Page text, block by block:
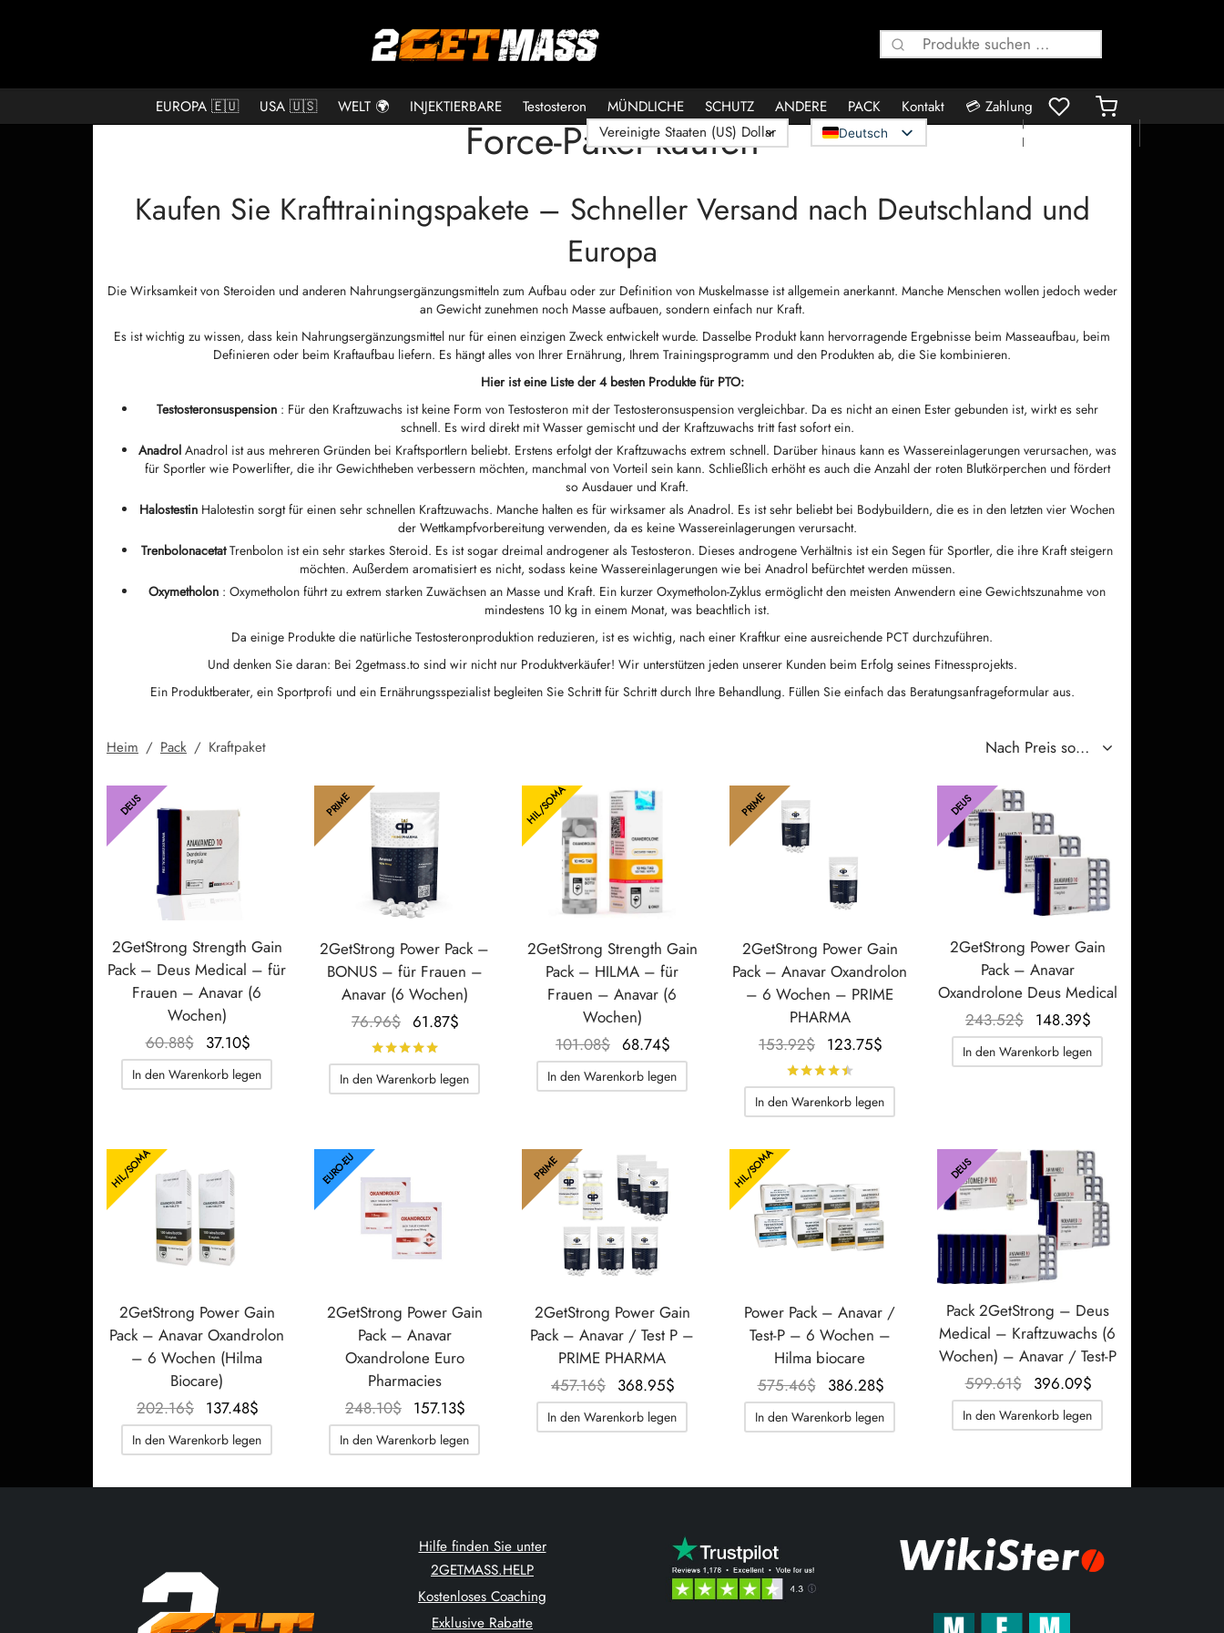
Suche
Deutsch 🛍️ Bestellungen
EUROPA 🇪🇺 USA 🇺🇸 WELT 🌍 INJEKTIERBARE Testosteron MÜNDLICHE SCHUTZ ANDERE PACK Kontakt 💳 Zahlung
Force-Paket kaufen
Kaufen Sie Krafttrainingspakete – Schneller Versand nach Deutschland und
Europa
Die Wirksamkeit von Steroiden und anderen Nahrungsergänzungsmitteln zum Aufbau oder zur Definition von Muskelmasse ist allgemein anerkannt. Manche Menschen wollen jedoch weder
an Gewicht zunehmen noch Masse aufbauen, sondern einfach nur Kraft.
Es ist wichtig zu wissen, dass kein Nahrungsergänzungsmittel nur für einen einzigen Zweck entwickelt wurde. Dasselbe Produkt kann hervorragende Ergebnisse beim Masseaufbau, beim
Definieren oder beim Kraftaufbau liefern. Es hängt alles von Ihrer Ernährung, Ihrem Trainingsprogramm und den Produkten ab, die Sie kombinieren.
Hier ist eine Liste der 4 besten Produkte für PTO:
Testosteronsuspension: Für den Kraftzuwachs ist keine Form von Testosteron mit der Testosteronsuspension vergleichbar. Da es nicht an einen Ester gebunden ist, wirkt es sehr
schnell. Es wird direkt mit Wasser gemischt und der Kraftzuwachs tritt fast sofort ein.
AnadrolAnadrol ist aus mehreren Gründen bei Kraftsportlern beliebt. Erstens erfolgt der Kraftzuwachs extrem schnell. Darüber hinaus kann es Wassereinlagerungen verursachen, was
für Sportler wie Powerlifter, die ihr Gewichtheben verbessern möchten, manchmal von Vorteil sein kann. Schließlich erhöht es auch die Anzahl der roten Blutkörperchen und fördert
so Ausdauer und Kraft.
Halostestin Halotestin sorgt für einen sehr schnellen Kraftzuwachs. Manche halten es für wirksamer als Anadrol. Es ist sehr beliebt bei Bodybuildern, die es in den letzten vier Wochen
der Wettkampfvorbereitung verwenden, da es keine Wassereinlagerungen verursacht.
TrenbolonacetatTrenbolon ist ein sehr starkes Steroid. Es ist sogar dreimal androgener als Testosteron. Dieses androgene Verhältnis ist ein Segen für Sportler, die ihre Kraft steigern
möchten. Außerdem aromatisiert es nicht, sodass keine Wassereinlagerungen wie bei Anadrol befürchtet werden müssen.
Oxymetholon : Oxymetholon führt zu extrem starken Zuwächsen an Masse und Kraft. Ein kurzer Oxymetholon-Zyklus ermöglicht den meisten Anwendern eine Gewichtszunahme von
mindestens 10 kg in einem Monat, was beachtlich ist.
Da einige Produkte die natürliche Testosteronproduktion reduzieren, ist es wichtig, nach einer Kraftkur eine ausreichende PCT durchzuführen.
Und denken Sie daran: Bei 2getmass.to sind wir nicht nur Produktverkäufer! Wir unterstützen jeden unserer Kunden beim Erfolg seines Fitnessprojekts.
Ein Produktberater, ein Sportprofi und ein Ernährungsspezialist begleiten Sie Schritt für Schritt durch Ihre Behandlung. Füllen Sie einfach das Beratungsanfrageformular aus.
Heim / Pack / Kraftpaket
DEUS
2GetStrong Strength Gain
Pack – Deus Medical – für
Frauen – Anavar (6
Wochen)
60.88$
Der
ursprüngliche
Preis war:
37.10$
aktuelle
Preis
In den Warenkorb legen
PRIME
2GetStrong Power Pack –
BONUS – für Frauen –
Anavar (6 Wochen)
76.96$
Der
ursprüngliche
Preis war:
76.96$.
61.87$
Preis
beträgt:
von 5
In den Warenkorb legen
HIL/SOMA
2GetStrong Strength Gain
Pack – HILMA – für
Frauen – Anavar (6
Wochen)
101.08$
Der
ursprüngliche
Preis war:
68.74$
aktuelle
Preis
In den Warenkorb legen
PRIME
2GetStrong Power Gain
Pack – Anavar Oxandrolon
– 6 Wochen – PRIME
PHARMA
153.92$
Der
ursprüngliche
Preis war:
153.92$.
123.75$
beträgt:
von 5
In den Warenkorb legen
DEUS
2GetStrong Power Gain
Pack – Anavar
Oxandrolone Deus Medical
243.52$
Der
ursprüngliche
Preis war:
148.39$
aktuelle
In den Warenkorb legen
HIL/SOMA
2GetStrong Power Gain
Pack – Anavar Oxandrolon
– 6 Wochen (Hilma
Biocare)
202.16$
Der
ursprüngliche
Preis war:
137.48$
aktuelle
In den Warenkorb legen
EURO-EU
2GetStrong Power Gain
Pack – Anavar
Oxandrolone Euro
Pharmacies
248.10$
Der
ursprüngliche
Preis war:
157.13$
aktuelle
Preis
In den Warenkorb legen
PRIME
2GetStrong Power Gain
Pack – Anavar / Test P –
PRIME PHARMA
457.16$
Der
ursprüngliche
Preis war:
368.95$
aktuelle
In den Warenkorb legen
HIL/SOMA
Power Pack – Anavar /
Test-P – 6 Wochen –
Hilma biocare
575.46$
Der
ursprüngliche
Preis war:
386.28$
aktuelle
In den Warenkorb legen
DEUS
Pack 2GetStrong – Deus
Medical – Kraftzuwachs (6
Wochen) – Anavar / Test-P
599.61$
Der
ursprüngliche
Preis war:
396.09$
aktuelle
In den Warenkorb legen
Hilfe finden Sie unter
2GETMASS.HELP
Kostenloses Coaching
Exklusive Rabatte